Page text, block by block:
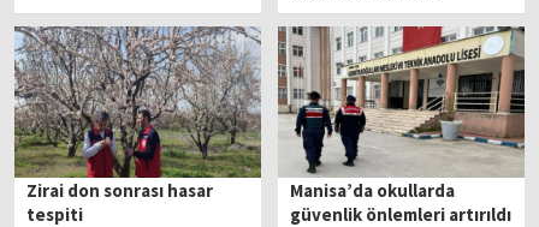
Zirai don sonrası hasar
tespiti
Manisa’da okullarda
güvenlik önlemleri artırıldı